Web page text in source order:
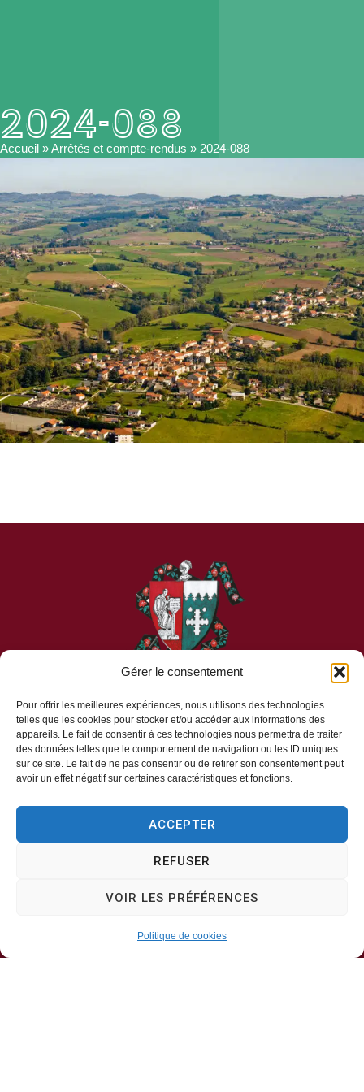
Gérer le consentement
Pour offrir les meilleures expériences, nous utilisons des technologies
telles que les cookies pour stocker et/ou accéder aux informations des
appareils. Le fait de consentir à ces technologies nous permettra de traiter
des données telles que le comportement de navigation ou les ID uniques
sur ce site. Le fait de ne pas consentir ou de retirer son consentement peut
avoir un effet négatif sur certaines caractéristiques et fonctions.
ACCEPTER
REFUSER
VOIR LES PRÉFÉRENCES
Politique de cookies
2024-088
Accueil »Arrêtés et compte-rendus » 2024-088
Mairie d’Aveizieux
1 Rue des Érables,
42330 – AVEIZIEUX
04 77 94 00 12